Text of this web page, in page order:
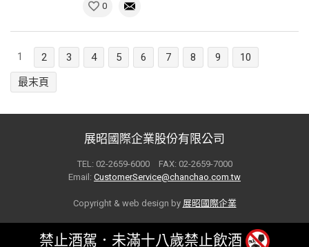
0
1 2 3 4 5 6 7 8 9
10
最末頁
展昭國際企業股份有限公司
TEL: 02-2659-6000 FAX: 02-2659-7000
Email: CustomerService@chanchao.com.tw
Copyright & web design by 展昭國際企業
禁止酒駕．未滿十八歲禁止飲酒